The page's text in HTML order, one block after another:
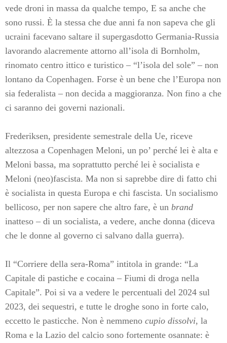
vede droni in massa da qualche tempo, E sa anche che
sono russi. È la stessa che due anni fa non sapeva che gli
ucraini facevano saltare il supergasdotto Germania-Russia
lavorando alacremente attorno all’isola di Bornholm,
rinomato centro ittico e turistico – “l’isola del sole” – non
lontano da Copenhagen. Forse è un bene che l’Europa non
sia federalista – non decida a maggioranza. Non fino a che
ci saranno dei governi nazionali.
Frederiksen, presidente semestrale della Ue, riceve
altezzosa a Copenhagen Meloni, un po’ perché lei è alta e
Meloni bassa, ma soprattutto perché lei è socialista e
Meloni (neo)fascista. Ma non si saprebbe dire di fatto chi
è socialista in questa Europa e chi fascista. Un socialismo
bellicoso, per non sapere che altro fare, è un brand
inatteso – di un socialista, a vedere, anche donna (diceva
che le donne al governo ci salvano dalla guerra).
Il “Corriere della sera-Roma” intitola in grande: “La
Capitale di pastiche e cocaina – Fiumi di droga nella
Capitale”. Poi si va a vedere le percentuali del 2024 sul
2023, dei sequestri, e tutte le droghe sono in forte calo,
eccetto le pasticche. Non è nemmeno cupio dissolvi, la
Roma e la Lazio del calcio sono fortemente osannate: è